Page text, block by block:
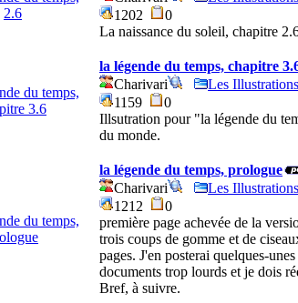
1202
0
La naissance du soleil, chapitre
la légende du temps, chapitre
Charivari
Les
1159
0
Illsutration pour "la légende du
du monde.
la légende du temps, prologue
Charivari
Les
1212
0
première page achevée de la
trois coups de gomme et de
pages. J'en posterai quelques-
documents trop lourds et je dois
Bref, à suivre.